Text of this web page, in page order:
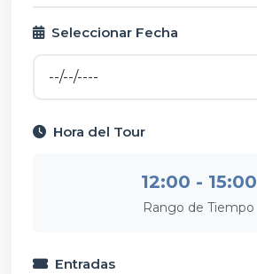
Seleccionar Fecha
Hora del Tour
12:00 - 15:00
Rango de Tiempo
Entradas